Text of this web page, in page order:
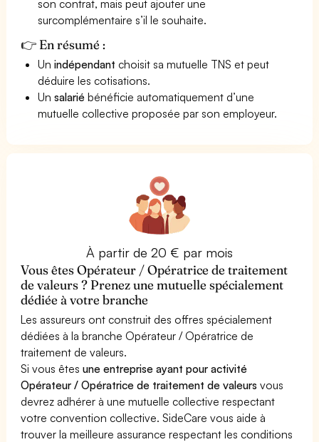
son contrat, mais peut ajouter une
surcomplémentaire s’il le souhaite.
👉 En résumé :
Unindépendant choisit sa mutuelle TNS et peut
déduire les cotisations.
Unsalarié bénéficie automatiquement d’une
mutuelle collective proposée par son employeur.
À partir de 20 € par mois
Vous êtes Opérateur / Opératrice de traitement
de valeurs ? Prenez une mutuelle spécialement
dédiée à votre branche
Les assureurs ont construit des offres spécialement
dédiées à la branche Opérateur / Opératrice de
traitement de valeurs.
Si vous êtesune entreprise ayant pour activité
Opérateur / Opératrice de traitement de valeurs vous
devrez adhérer à une mutuelle collective respectant
votre convention collective. SideCare vous aide à
trouver la meilleure assurance respectant les conditions